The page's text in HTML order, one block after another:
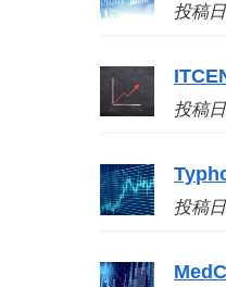
投稿
投稿
投稿